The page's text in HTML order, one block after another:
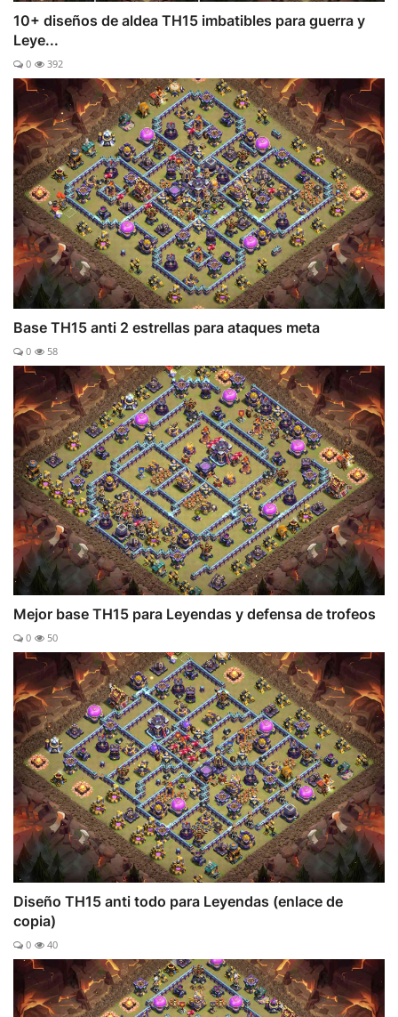
10+ diseños de aldea TH15 imbatibles para guerra y
Leye...
0 392
Base TH15 anti 2 estrellas para ataques meta
0 58
Mejor base TH15 para Leyendas y defensa de trofeos
0 50
Diseño TH15 anti todo para Leyendas (enlace de
copia)
0 40